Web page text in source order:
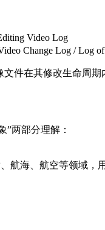
Video Log
Change Log / Log of
件在其修改生命周
”两部分理解：
航海、航空等领域，